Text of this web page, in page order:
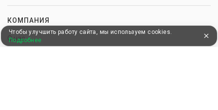
КОМПАНИЯ
О нас
Чтобы улучшить работу сайта, мы используем cookies.
Подробнее